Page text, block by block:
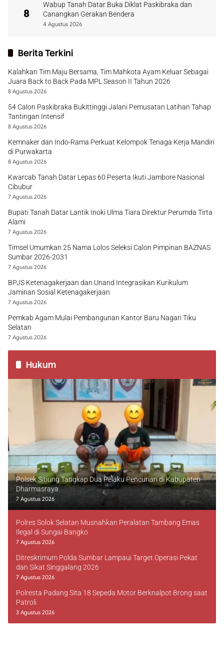
8
Wabup Tanah Datar Buka Diklat Paskibraka dan
Canangkan Gerakan Bendera
4 Agustus 2026
Berita Terkini
Kalahkan Tim Maju Bersama, Tim Mahkota Ayam Keluar Sebagai
Juara Back to Back Pada MPL Season II Tahun 2026
8 Agustus 2026
54 Calon Paskibraka Bukittinggi Jalani Pemusatan Latihan Tahap
Tantingan Intensif
8 Agustus 2026
Kemnaker dan Indo-Rama Perkuat Kelompok Tenaga Kerja Mandiri
di Purwakarta
8 Agustus 2026
Kwarcab Tanah Datar Lepas 60 Peserta Ikuti Jambore Nasional
Cibubur
7 Agustus 2026
Bupati Tanah Datar Lantik Inoki Ulma Tiara Direktur Perumda Tirta
Alami
7 Agustus 2026
Timsel Umumkan 25 Nama Lolos Seleksi Calon Pimpinan BAZNAS
Sumbar 2026-2031
7 Agustus 2026
BPJS Ketenagakerjaan dan Unand Integrasikan Kurikulum
Jaminan Sosial Ketenagakerjaan
7 Agustus 2026
Pemkab Agam Mulai Pembangunan Kantor Baru Nagari Tiku
Selatan
7 Agustus 2026
Hukum
Polsek Sitiung Tangkap Dua Pelaku Pencurian di Kabupaten
Dharmasraya
7 Agustus 2026
Polres Solok Selatan Musnahkan Peralatan Tambang Emas
Ilegal di Sungai Bangko
7 Agustus 2026
Ditreskrimum Polda Sumbar Lampaui Target Operasi Pekat
dan Sikat Singgalang 2026
7 Agustus 2026
Polresta Padang Sita 18 Sepeda Motor Berknalpot Brong saat
Patroli
3 Agustus 2026